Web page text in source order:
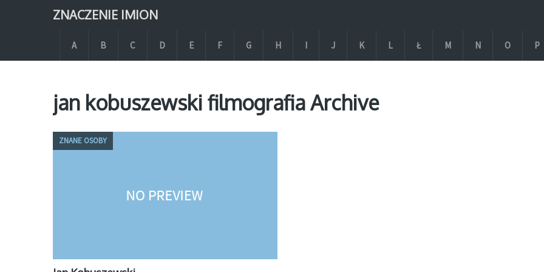
ZNACZENIE IMION
A B C D E F G H I J K L Ł M N O P
jan kobuszewski filmografia Archive
ZNANE OSOBY